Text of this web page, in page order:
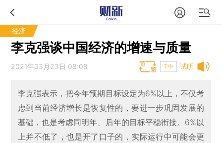
经济
李克强谈中国经济的增速与质量
试听
2021年03月23日 08:08 T中
李克强表示，把今年预期目标设定为6%以上，不仅考
虑到当前经济增长是恢复性的，要进一步巩固发展的
基础，也是考虑同明年、后年的目标平稳衔接。6%以
上并不低了，也是开了口子的，实际运行中可能会更